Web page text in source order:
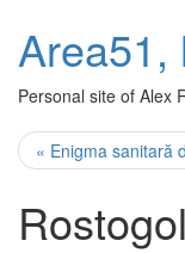
Area51,
Personal site of Alex
« Enigma sanitară